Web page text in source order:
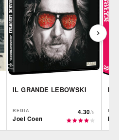
IL GRANDE LEBOWSKI
REGIA
Joel Coen
4.30/5